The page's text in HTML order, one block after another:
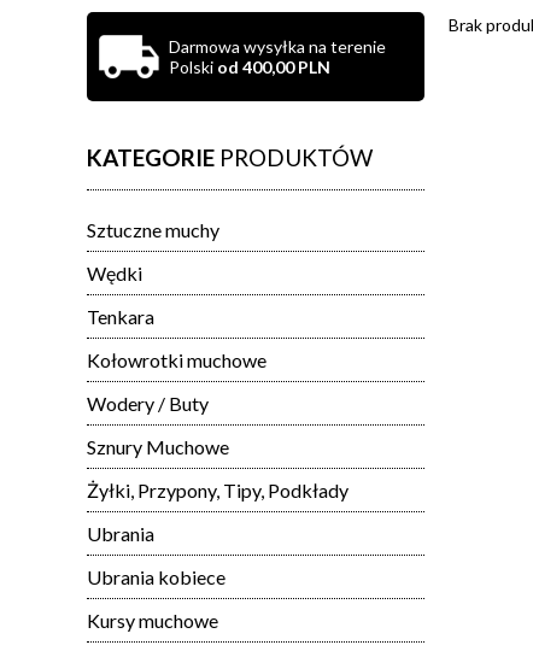
Darmowa wysyłka na terenie
Polski od 400,00 PLN
KATEGORIE PRODUKTÓW
Sztuczne muchy
Wędki
Tenkara
Kołowrotki muchowe
Wodery / Buty
Sznury Muchowe
Żyłki, Przypony, Tipy, Podkłady
Ubrania
Ubrania kobiece
Kursy muchowe
Brak